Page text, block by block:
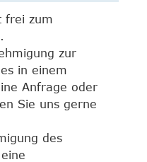
frei zum
zur
in einem
Anfrage oder
Sie uns gerne
des